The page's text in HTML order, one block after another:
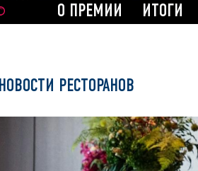
О ПРЕМИИ ИТОГИ
НОВОСТИ РЕСТОРАНОВ